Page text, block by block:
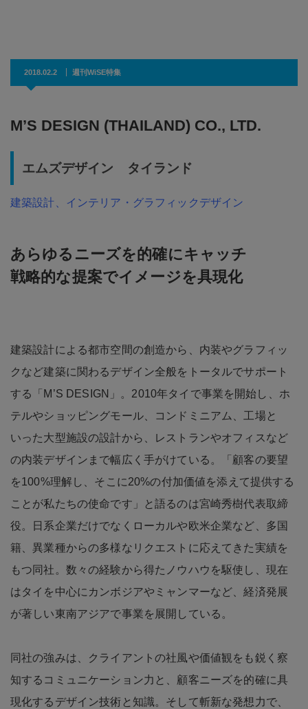
2018.02.2 週刊WiSE特集
M’S DESIGN (THAILAND) CO., LTD.
エムズデザイン タイランド
建築設計、インテリア・グラフィックデザイン
あらゆるニーズを的確にキャッチ
戦略的な提案でイメージを具現化
建築設計による都市空間の創造から、内装やグラフィッ
クなど建築に関わるデザイン全般をトータルでサポート
する「M’S DESIGN」。2010年タイで事業を開始し、ホ
テルやショッピングモール、コンドミニアム、工場と
いった大型施設の設計から、レストランやオフィスなど
の内装デザインまで幅広く手がけている。「顧客の要望
を100%理解し、そこに20%の付加価値を添えて提供する
ことが私たちの使命です」と語るのは宮崎秀樹代表取締
役。日系企業だけでなくローカルや欧米企業など、多国
籍、異業種からの多様なリクエストに応えてきた実績を
もつ同社。数々の経験から得たノウハウを駆使し、現在
はタイを中心にカンボジアやミャンマーなど、経済発展
が著しい東南アジアで事業を展開している。
同社の強みは、クライアントの社風や価値観をも鋭く察
知するコミュニケーション力と、顧客ニーズを的確に具
現化するデザイン技術と知識。そして斬新な発想力で、